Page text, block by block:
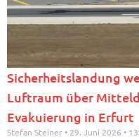
Sicherheitslandung
Luftraum über
Evakuierung in Erfurt
Stefan Steiner 29. Juni 2026